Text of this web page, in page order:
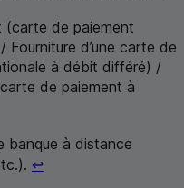
(carte de paiement
d’une carte de
à débit différé) /
de paiement à
au renvoi 5
banque à distance
↩Retour au renvoi 6